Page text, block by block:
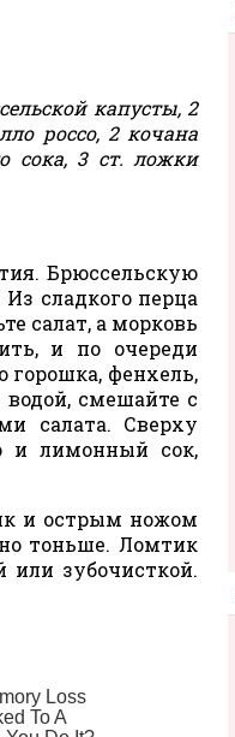
капусты, 2
россо, 2 кочана
сока, 3 ст. ложки
Брюссельскую
сладкого перца
салат, а морковь
и по очереди
горошка, фенхель,
смешайте с
салата. Сверху
и лимонный сок,
и острым ножом
тоньше. Ломтик
или зубочисткой.